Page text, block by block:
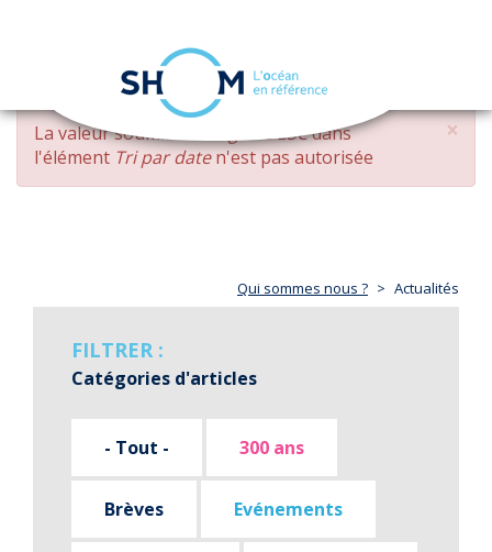
Aller
contenu
principal
navigation
×
MESSAGE
D'ERREUR
La valeur soumise changed DESCdans
l'élément Tri par daten'est pas autorisée
Qui sommes nous ? Actualités
FILTRER :
Catégories d'articles
- Tout - 300 ans
Brèves Evénements